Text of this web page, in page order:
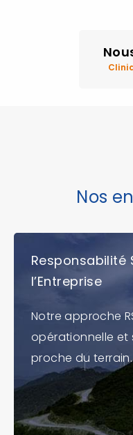
Nos
Responsabilité
l’Entreprise
Notre approche
opérationnelle et
proche du terrain.